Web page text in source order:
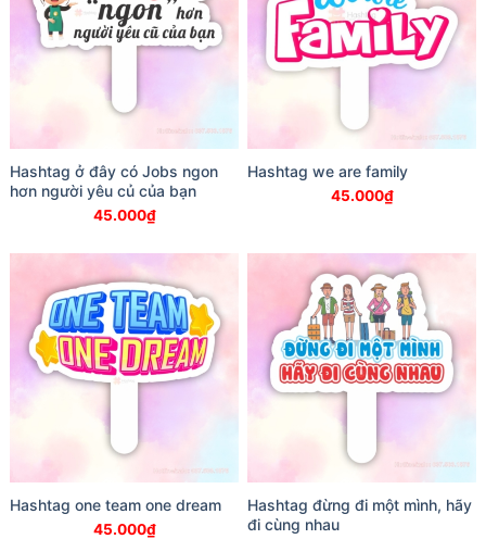
Hashtag ở đây có Jobs ngon
hơn người yêu củ của bạn
45.000₫
Hashtag we are family
45.000₫
Hashtag one team one dream
45.000₫
Hashtag đừng đi một mình, hãy
đi cùng nhau